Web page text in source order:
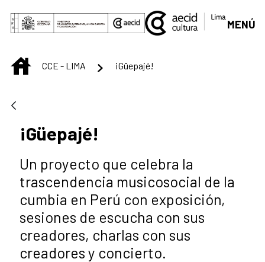
Saut au contenu principal
MENÚ
INICIOCCE - LIMA ¡Güepajé!
¡Güepajé!
Un proyecto que celebra la
trascendencia musicosocial de la
cumbia en Perú con exposición,
sesiones de escucha con sus
creadores, charlas con sus
creadores y concierto.